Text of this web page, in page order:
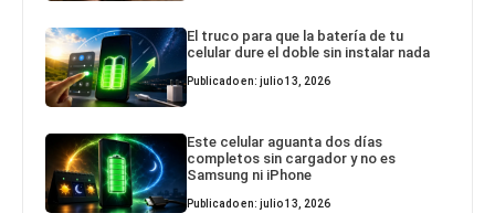
El truco para que la batería de tu
celular dure el doble sin instalar nada
Publicado en: julio 13, 2026
Este celular aguanta dos días
completos sin cargador y no es
Samsung ni iPhone
Publicado en: julio 13, 2026